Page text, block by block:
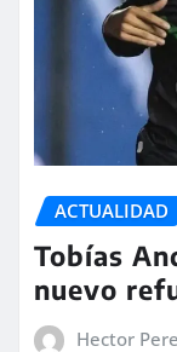
ACTUALIDAD
Tobías
nuevo
Hector